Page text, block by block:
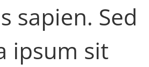
sapien. Sed
ipsum sit